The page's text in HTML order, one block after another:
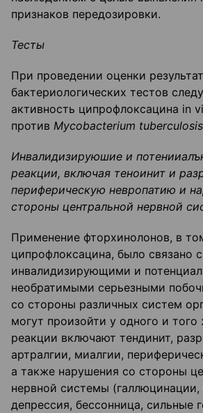
признаков передозировки.
Тесты
При проведении оценки
бактериологических тестов
активность ципрофлоксацина in
против Mycobacterium tuberculosis
Инвалидизируюшие и
реакции, включая теноинит и
периферическую невропатию и
стороны центральной нервной
Применение фторхинолонов, в
ципрофлоксацина, было связано с
инвалидизирующими и
необратимыми серьезными
со стороны различных систем
могут произойти у одного и
реакции включают тендинит,
артралгии, миалгии,
а также нарушения со стороны
нервной системы (галлюцинации,
депрессия, бессонница, сильные